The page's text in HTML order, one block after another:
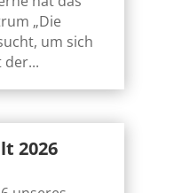
„Die
um sich
der...
2026